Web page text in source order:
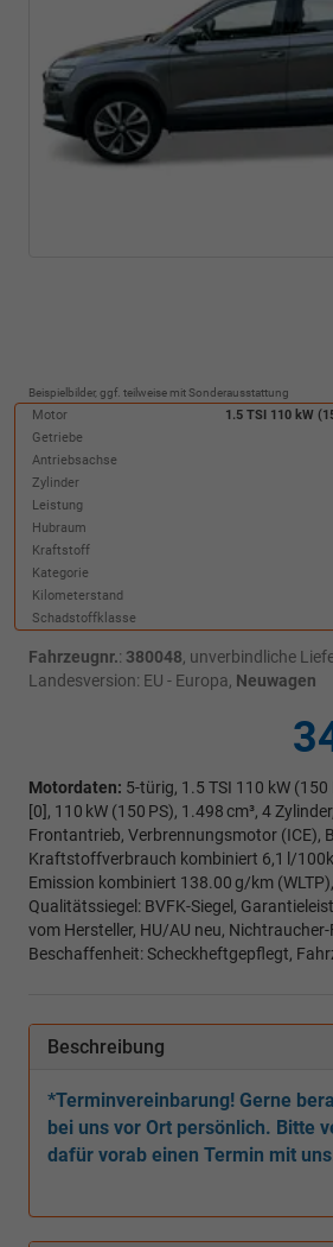
Beispielbilder, ggf. teilweise mit Sonderausstattung
Motor
1.5 TSI 110 kW
Getriebe
Antriebsachse
Zylinder
Leistung
Hubraum
Kraftstoff
Kategorie
Kilometerstand
Schadstoffklasse
Fahrzeugnr.: 380048, unverbindliche
Landesversion: EU - Europa, Neuwagen
Motordaten: 5-türig, 1.5 TSI 110 kW (150
[0], 110 kW (150 PS), 1.498 cm³, 4
Frontantrieb, Verbrennungsmotor (ICE),
Kraftstoffverbrauch kombiniert 6,1 l/
Emission kombiniert 138.00 g/km (WLTP),
Qualitätssiegel: BVFK-Siegel,
vom Hersteller, HU/AU neu,
Beschaffenheit: Scheckheftgepflegt,
Beschreibung
*Terminvereinbarung! Gerne
bei uns vor Ort persönlich. Bitte
dafür vorab einen Termin mit